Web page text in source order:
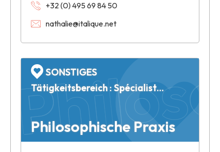
+32 (0) 495 69 84 50
nathalie@italique.net
Philosophische Praxis
SONSTIGES
Tätigkeitsbereich : Spécialiste en philosophie